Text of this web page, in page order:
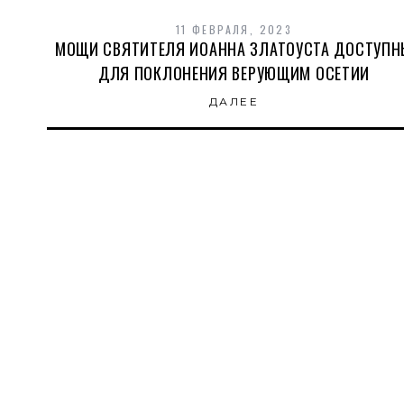
11 ФЕВРАЛЯ, 2023
МОЩИ СВЯТИТЕЛЯ ИОАННА ЗЛАТОУСТА
ДЛЯ ПОКЛОНЕНИЯ ВЕРУЮЩИМ ОСЕТИИ
ДАЛЕЕ